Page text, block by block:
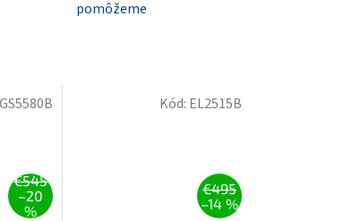
pomôžeme
€545
–20
%
GS5580B
€495
–14 %
Kód: EL2515B